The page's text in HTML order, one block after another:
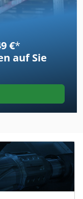
€*
auf Sie